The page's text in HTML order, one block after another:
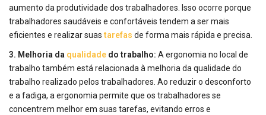
aumento da produtividade dos trabalhadores. Isso ocorre porque
trabalhadores saudáveis e confortáveis tendem a ser mais
eficientes e realizar suastarefas de forma mais rápida e precisa.
3. Melhoria da qualidade do trabalho: A ergonomia no local de
trabalho também está relacionada à melhoria da qualidade do
trabalho realizado pelos trabalhadores. Ao reduzir o desconforto
e a fadiga, a ergonomia permite que os trabalhadores se
concentrem melhor em suas tarefas, evitando erros e